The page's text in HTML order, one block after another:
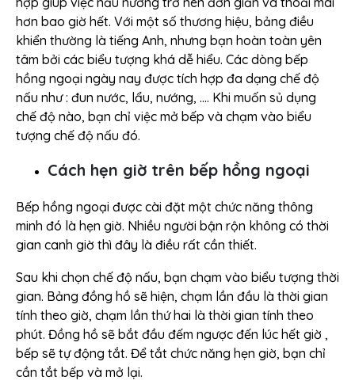
hơn bao giờ hết. Với một số thương hiệu, bảng điều
khiển thường là tiếng Anh, nhưng bạn hoàn toàn yên
tâm bởi các biểu tượng khá dễ hiểu. Các dòng bếp
hồng ngoại ngày nay được tích hợp đa dạng chế độ
nấu như : đun nước, lẩu, nướng, …. Khi muốn sủ dụng
chế độ nào, bạn chỉ việc mở bếp và chạm vào biểu
tượng chế độ nấu đó.
Cách hẹn giờ trên bếp hồng ngoại
Bếp hồng ngoại được cài đặt một chức năng thông
minh đó là hẹn giờ. Nhiều người bận rộn không có thời
gian canh giờ thì đây là điều rất cần thiết.
Sau khi chọn chế độ nấu, bạn chạm vào biểu tượng thời
gian. Bảng đồng hồ sẽ hiện, chạm lần đầu là thời gian
tính theo giờ, chạm lần thứ hai là thời gian tính theo
phút. Đồng hồ sẽ bắt đầu đếm ngược đến lúc hết giờ ,
bếp sẽ tự động tắt. Để tắt chức năng hẹn giờ, bạn chỉ
cần tắt bếp và mở lại.